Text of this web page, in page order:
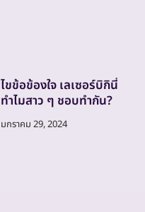
ไขข้อข้องใจ เลเซอร์บิกินี่
ทำไมสาว ๆ ชอบทำกัน?
มกราคม 29, 2024